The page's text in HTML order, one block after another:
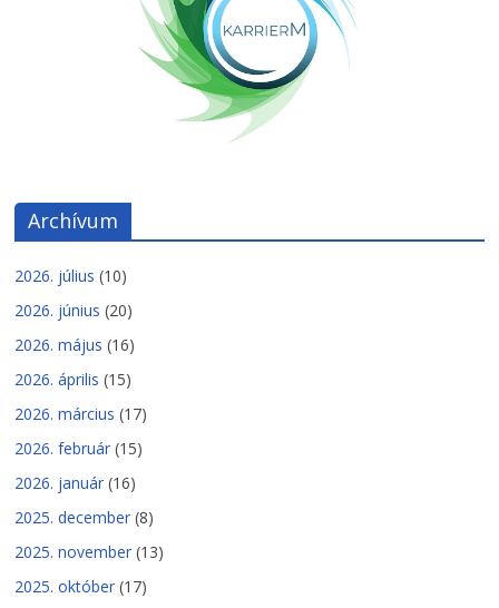
Archívum
2026. július (10)
2026. június (20)
2026. május (16)
2026. április (15)
2026. március (17)
2026. február (15)
2026. január (16)
2025. december (8)
2025. november (13)
2025. október (17)